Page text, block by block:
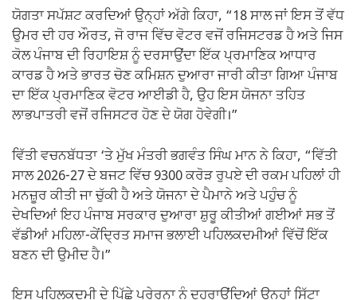
ਯੋਗਤਾ ਸਪੱਸ਼ਟ ਕਰਦਿਆਂ ਉਨ੍ਹਾਂ ਅੱਗੇ ਕਿਹਾ, “18 ਸਾਲ ਜਾਂ ਇਸ ਤੋਂ ਵੱਧ
ਉਮਰ ਦੀ ਹਰ ਔਰਤ, ਜੋ ਰਾਜ ਵਿੱਚ ਵੋਟਰ ਵਜੋਂ ਰਜਿਸਟਰਡ ਹੈ ਅਤੇ ਜਿਸ
ਕੋਲ ਪੰਜਾਬ ਦੀ ਰਿਹਾਇਸ਼ ਨੂੰ ਦਰਸਾਉਂਦਾ ਇੱਕ ਪ੍ਰਮਾਣਿਕ ਆਧਾਰ
ਕਾਰਡ ਹੈ ਅਤੇ ਭਾਰਤ ਚੋਣ ਕਮਿਸ਼ਨ ਦੁਆਰਾ ਜਾਰੀ ਕੀਤਾ ਗਿਆ ਪੰਜਾਬ
ਦਾ ਇੱਕ ਪ੍ਰਮਾਣਿਕ ਵੋਟਰ ਆਈਡੀ ਹੈ, ਉਹ ਇਸ ਯੋਜਨਾ ਤਹਿਤ
ਲਾਭਪਾਤਰੀ ਵਜੋਂ ਰਜਿਸਟਰ ਹੋਣ ਦੇ ਯੋਗ ਹੋਵੇਗੀ।”
ਵਿੱਤੀ ਵਚਨਬੱਧਤਾ ‘ਤੇ ਮੁੱਖ ਮੰਤਰੀ ਭਗਵੰਤ ਸਿੰਘ ਮਾਨ ਨੇ ਕਿਹਾ, “ਵਿੱਤੀ
ਸਾਲ 2026-27 ਦੇ ਬਜਟ ਵਿੱਚ 9300 ਕਰੋੜ ਰੁਪਏ ਦੀ ਰਕਮ ਪਹਿਲਾਂ ਹੀ
ਮਨਜ਼ੂਰ ਕੀਤੀ ਜਾ ਚੁੱਕੀ ਹੈ ਅਤੇ ਯੋਜਨਾ ਦੇ ਪੈਮਾਨੇ ਅਤੇ ਪਹੁੰਚ ਨੂੰ
ਦੇਖਦਿਆਂ ਇਹ ਪੰਜਾਬ ਸਰਕਾਰ ਦੁਆਰਾ ਸ਼ੁਰੂ ਕੀਤੀਆਂ ਗਈਆਂ ਸਭ ਤੋਂ
ਵੱਡੀਆਂ ਮਹਿਲਾ-ਕੇਂਦ੍ਰਿਤ ਸਮਾਜ ਭਲਾਈ ਪਹਿਲਕਦਮੀਆਂ ਵਿੱਚੋਂ ਇੱਕ
ਬਣਨ ਦੀ ਉਮੀਦ ਹੈ।”
ਇਸ ਪਹਿਲਕਦਮੀ ਦੇ ਪਿੱਛੇ ਪ੍ਰੇਰਨਾ ਨੂੰ ਦੁਹਰਾਉਂਦਿਆਂ ਉਨ੍ਹਾਂ ਸਿੱਟਾ